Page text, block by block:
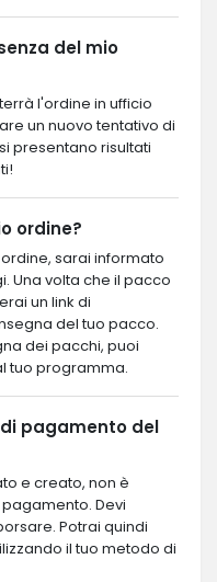
del mio
l'ordine in ufficio
un nuovo tentativo di
presentano risultati
ordine?
sarai informato
Una volta che il pacco
un link di
del tuo pacco.
dei pacchi, puoi
tuo programma.
pagamento del
e creato, non è
Devi
Potrai quindi
il tuo metodo di